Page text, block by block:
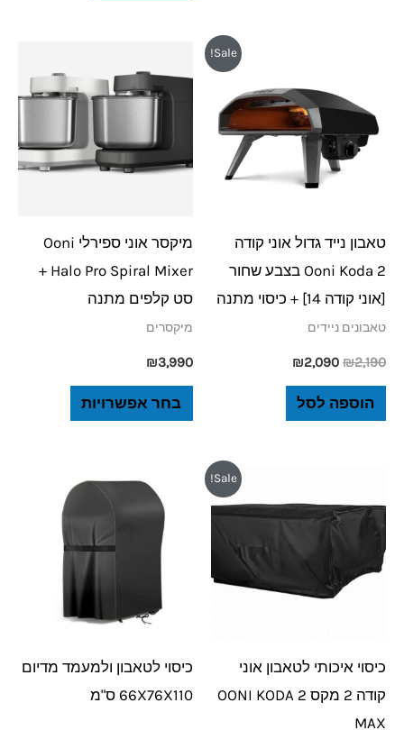
Sale!
טאבון נייד גדול אוני קודה
Ooni Koda 2 בצבע שחור
[אוני קודה 14] + כיסוי מתנה
טאבונים ניידים
₪2,190
₪2,190.
₪2,090
₪2,090.
הוספה לסל
מיקסר אוני ספירלי Ooni
Halo Pro Spiral Mixer +
סט קלפים מתנה
מיקסרים
₪3,990
בחר אפשרויות
זה
מספר
סוגים.
את
האפשרויות
Sale!
כיסוי איכותי לטאבון אוני
קודה 2 מקס OONI KODA 2
MAX
היה:
₪249.
הוא:
₪189.
כיסוי לטאבון ולמעמד מדיום
66X76X110 ס"מ